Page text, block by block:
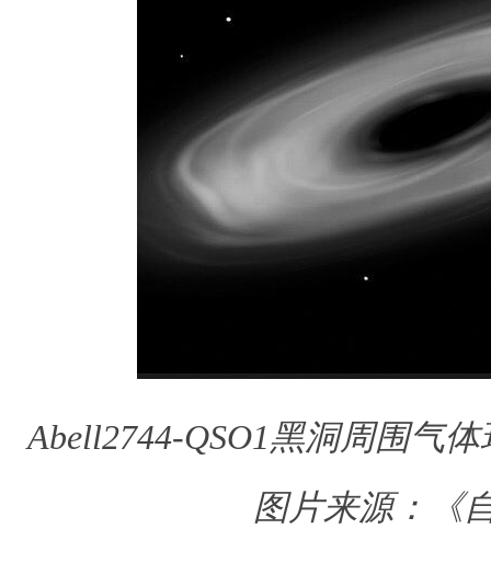
Abell2744-QSO1黑洞周围气
图片来源：《